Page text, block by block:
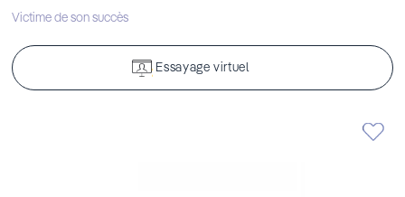
Victime de son succès
Essayage virtuel